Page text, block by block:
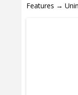
Features →